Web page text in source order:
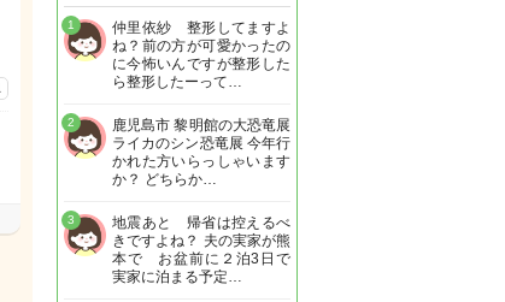
仲里依紗 整形してますよ
ね？前の方が可愛かったの
に今怖いんですが整形した
ら整形したーって…
1
鹿児島市 黎明館の大恐竜展
ライカのシン恐竜展 今年行
かれた方いらっしゃいます
か？ どちらか…
2
地震あと 帰省は控えるべ
きですよね？ 夫の実家が熊
本で お盆前に２泊3日で
実家に泊まる予定…
3